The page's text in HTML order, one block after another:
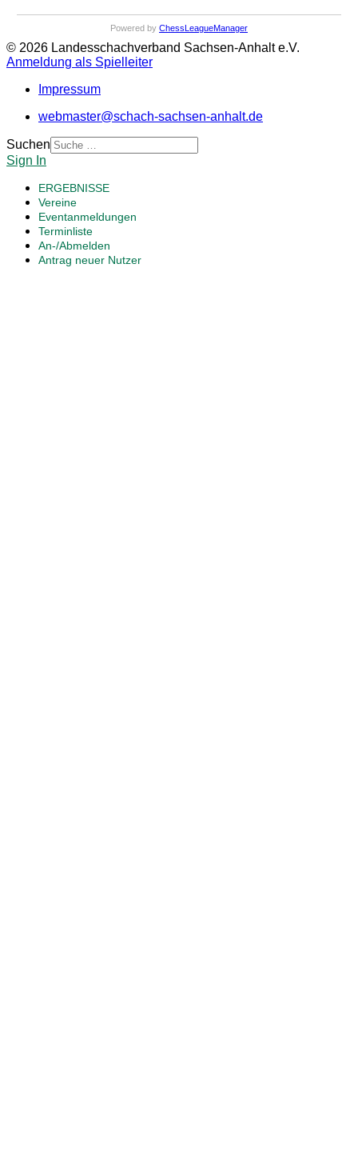
Powered by ChessLeagueManager
© 2026 Landesschachverband Sachsen-Anhalt e.V.
Anmeldung als Spielleiter
Impressum
webmaster@schach-sachsen-anhalt.de
Suchen
Sign In
ERGEBNISSE
Vereine
Eventanmeldungen
Terminliste
An-/Abmelden
Antrag neuer Nutzer